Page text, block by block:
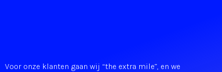
Voor onze klanten gaan wij “the extra mile”, en we